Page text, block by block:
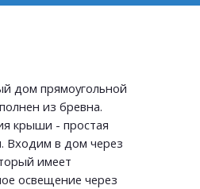
дом прямоугольной
из бревна.
крыши - простая
Входим в дом через
имеет
освещение через